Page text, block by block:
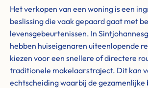
Het verkopen van een woning is een
beslissing die vaak gepaard gaat met
levensgebeurtenissen. In
hebben huiseigenaren uiteenlopende
kiezen voor een snellere of directere
traditionele makelaarstraject. Dit kan
echtscheiding waarbij de gezamenlijke